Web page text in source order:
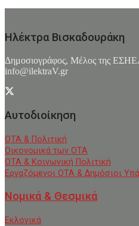
Ηλέκτρα Βισκαδουράκη
Δημοσιογράφος, Μέλος της
info@ilektraV.gr
Αυτοδιοίκηση
ΟΤΑ & Πολιτική
Οικονομικά των ΟΤΑ
ΟΤΑ & Κοινωνική Πολιτική
Εργαζόμενοι ΟΤΑ & Δημόσιοι
Νομικά & Θεσμικά
Εκλογικά